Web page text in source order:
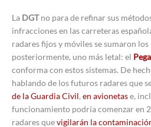
La DGTno para de refinar sus
infracciones en las carreteras
radares fijos y móviles se sumaron
posteriormente, uno más letal: el
conforma con estos sistemas. De
hablando de los futuros radares que
de la Guardia Civil, en avionetase,
funcionamiento podría comenzar en
radares quevigilarán la